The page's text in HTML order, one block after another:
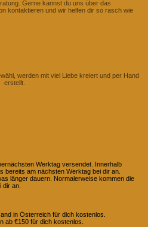
Gerne kannst du uns über das
kontaktieren und wir helfen dir so rasch wie
werden mit viel Liebe kreiert und per Hand
erstellt.
Werktag versendet. Innerhalb
bereits am nächsten Werktag bei dir an.
länger dauern. Normalerweise kommen die
dir an.
in Österreich für dich kostenlos.
ab €150 für dich kostenlos.